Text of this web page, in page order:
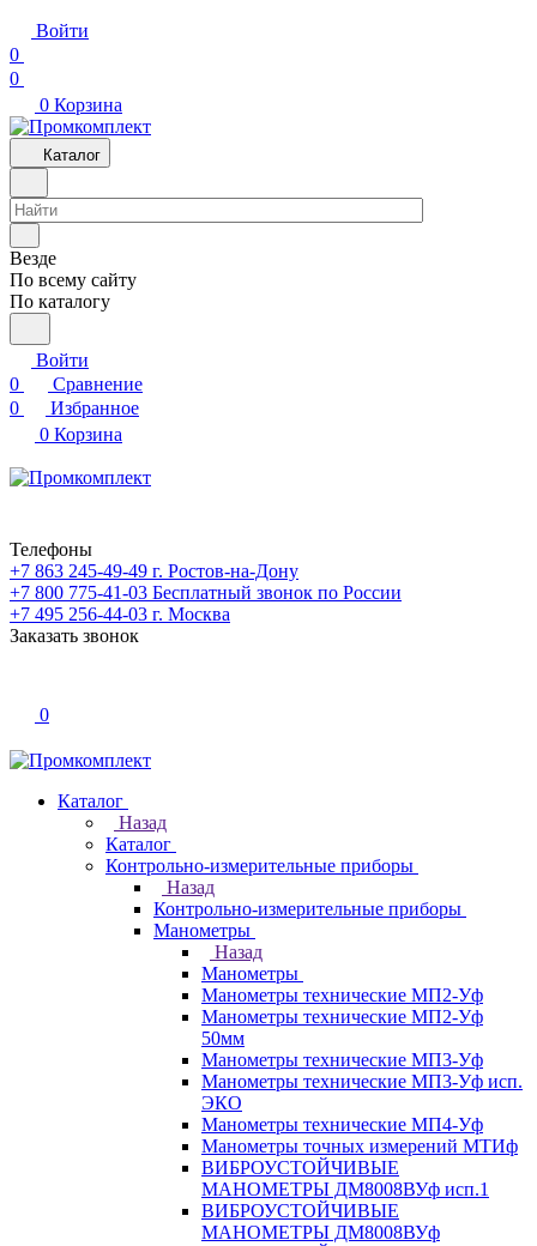
Войти
0
0
0 Корзина
Каталог
Везде
По всему сайту
По каталогу
Войти
0
Сравнение
0
Избранное
0 Корзина
Телефоны
+7 863 245-49-49 г. Ростов-на-Дону
+7 800 775-41-03 Бесплатный звонок по России
+7 495 256-44-03 г. Москва
Заказать звонок
0
Каталог
Назад
Каталог
Контрольно-измерительные приборы
Назад
Контрольно-измерительные приборы
Манометры
Назад
Манометры
Манометры технические МП2-Уф
Манометры технические МП2-Уф
50мм
Манометры технические МП3-Уф
Манометры технические МП3-Уф исп.
ЭКО
Манометры технические МП4-Уф
Манометры точных измерений МТИф
ВИБРОУСТОЙЧИВЫЕ
МАНОМЕТРЫ ДМ8008ВУф исп.1
ВИБРОУСТОЙЧИВЫЕ
МАНОМЕТРЫ ДМ8008ВУф